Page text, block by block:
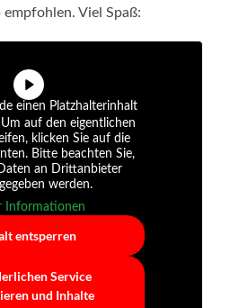
Viel Spaß:
einen Platzhalterinhalt
auf den eigentlichen
klicken Sie auf die
Bitte beachten Sie,
an Drittanbieter
werden.
Informationen
entsperren
Service
und Inhalte